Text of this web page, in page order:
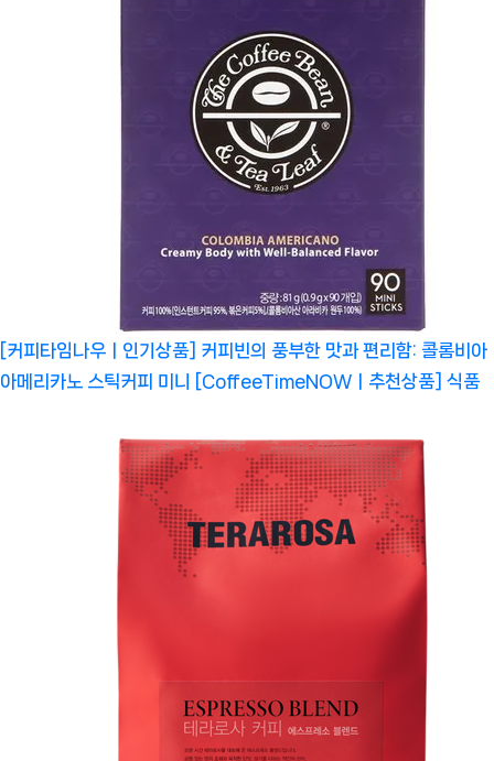
[커피타임나우ㅣ인기상품] 커피빈의 풍부한 맛과 편리함: 콜롬비아
아메리카노 스틱커피 미니 [CoffeeTimeNOWㅣ추천상품]
식품